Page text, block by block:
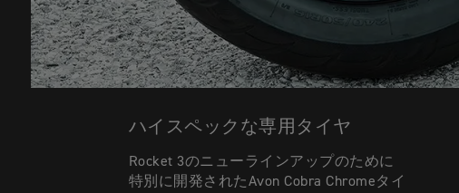
ハイスペックな専用タイヤ
Rocket 3のニューラインアップのために
特別に開発されたAvon Cobra Chromeタイ